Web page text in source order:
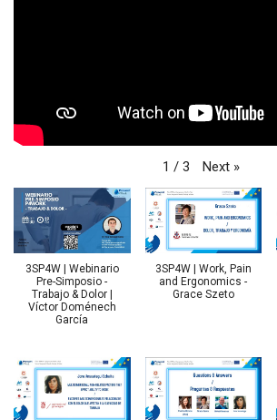
1 / 3 Next »
3SP4W | Webinario
Pre-Simposio -
Trabajo & Dolor |
Víctor Doménech
García
3SP4W | Work, Pain
and Ergonomics -
Grace Szeto